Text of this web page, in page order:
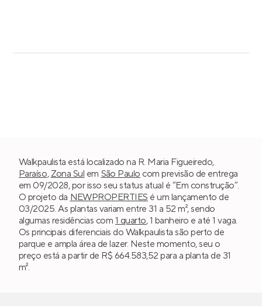
Walkpaulista está localizado na R. Maria Figueiredo,
Paraíso, Zona Sul em São Paulo com previsão de entrega
em 09/2028, por isso seu status atual é “Em construção”.
O projeto da NEWPROPERTIES é um lançamento de
03/2025. As plantas variam entre 31 a 52 m², sendo
algumas residências com 1 quarto, 1 banheiro e até 1 vaga.
Os principais diferenciais do Walkpaulista são perto de
parque e ampla área de lazer. Neste momento, seu o
preço está a partir de R$ 664.583,52 para a planta de 31
m².